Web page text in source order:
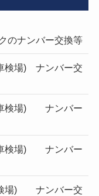
のナンバー交換等
検場) ナンバー交
検場) ナンバー
検場) ナンバー
場) ナンバー交